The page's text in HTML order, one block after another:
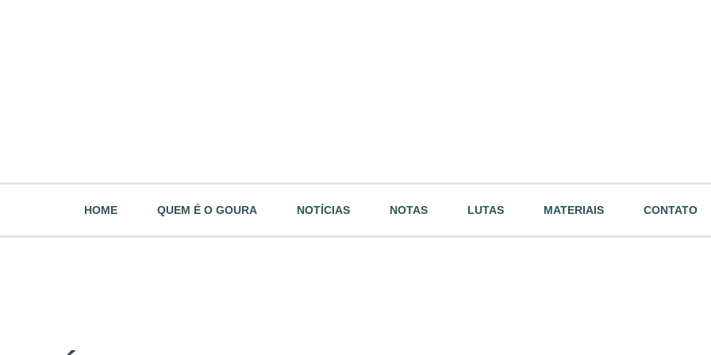
HOME QUEM É O GOURA NOTÍCIAS NOTAS LUTAS MATERIAIS CONTATO